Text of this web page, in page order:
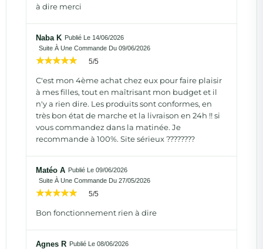
à dire merci
Naba K Publié Le 14/06/2026
Suite À Une Commande Du 09/06/2026
5/5
C'est mon 4ème achat chez eux pour faire plaisir
à mes filles, tout en maîtrisant mon budget et il
n'y a rien dire. Les produits sont conformes, en
très bon état de marche et la livraison en 24h !! si
vous commandez dans la matinée. Je
recommande à 100%. Site sérieux ????????
Matéo A Publié Le 09/06/2026
Suite À Une Commande Du 27/05/2026
5/5
Bon fonctionnement rien à dire
Agnes R Publié Le 08/06/2026